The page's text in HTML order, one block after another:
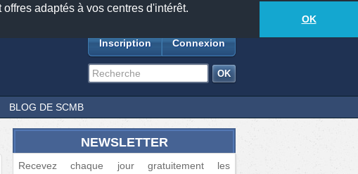
adaptés à vos centres d'intérêt.
OK
TwitterFeeds18881anecdotes-565lecteurs connectés
Inscription Connexion
BLOG DE SCMB
NEWSLETTER
Recevez chaque jour gratuitement les